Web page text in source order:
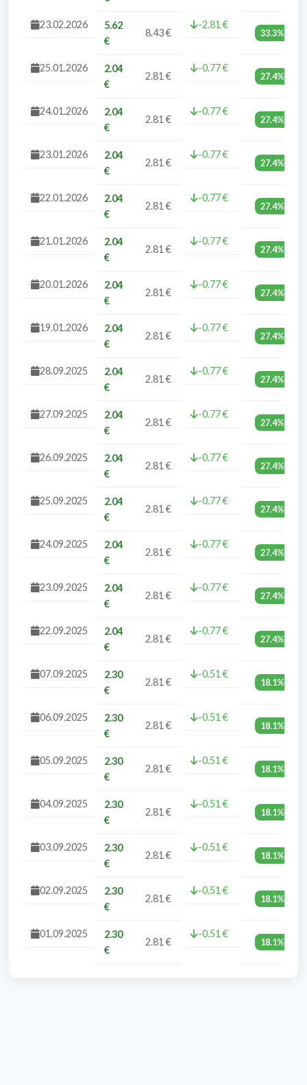
23.02.2026
5.62
€
8.43 €
-2.81 €
33.3%
25.01.2026
2.04
€
2.81 €
-0.77 €
27.4%
24.01.2026
2.04
€
2.81 €
-0.77 €
27.4%
23.01.2026
2.04
€
2.81 €
-0.77 €
27.4%
22.01.2026
2.04
€
2.81 €
-0.77 €
27.4%
21.01.2026
2.04
€
2.81 €
-0.77 €
27.4%
20.01.2026
2.04
€
2.81 €
-0.77 €
27.4%
19.01.2026
2.04
€
2.81 €
-0.77 €
27.4%
28.09.2025
2.04
€
2.81 €
-0.77 €
27.4%
27.09.2025
2.04
€
2.81 €
-0.77 €
27.4%
26.09.2025
2.04
€
2.81 €
-0.77 €
27.4%
25.09.2025
2.04
€
2.81 €
-0.77 €
27.4%
24.09.2025
2.04
€
2.81 €
-0.77 €
27.4%
23.09.2025
2.04
€
2.81 €
-0.77 €
27.4%
22.09.2025
2.04
€
2.81 €
-0.77 €
27.4%
07.09.2025
2.30
€
2.81 €
-0.51 €
18.1%
06.09.2025
2.30
€
2.81 €
-0.51 €
18.1%
05.09.2025
2.30
€
2.81 €
-0.51 €
18.1%
04.09.2025
2.30
€
2.81 €
-0.51 €
18.1%
03.09.2025
2.30
€
2.81 €
-0.51 €
18.1%
02.09.2025
2.30
€
2.81 €
-0.51 €
18.1%
01.09.2025
2.30
€
2.81 €
-0.51 €
18.1%